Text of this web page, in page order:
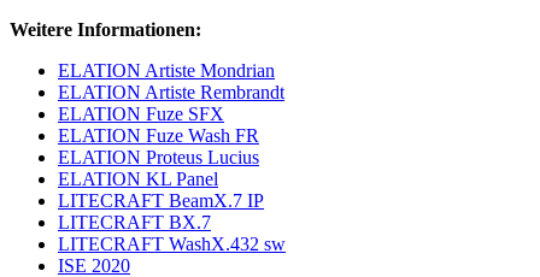
Weitere Informationen:
ELATION Artiste Mondrian
ELATION Artiste Rembrandt
ELATION Fuze SFX
ELATION Fuze Wash FR
ELATION Proteus Lucius
ELATION KL Panel
LITECRAFT BeamX.7 IP
LITECRAFT BX.7
LITECRAFT WashX.432 sw
ISE 2020